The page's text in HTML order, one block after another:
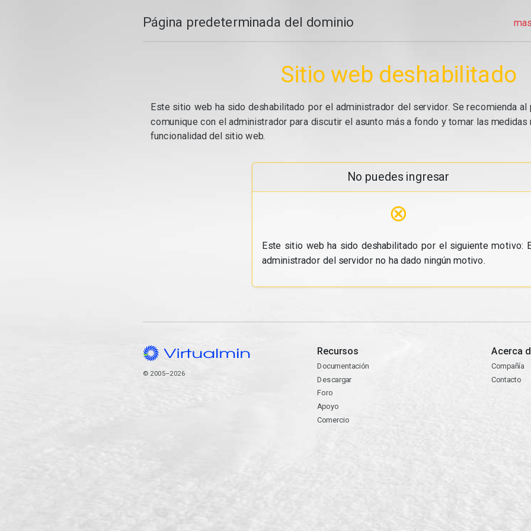
Página predeterminada del dominio
Sitio web deshabilitado
Este sitio web ha sido deshabilitado por el administrador del servidor. Se recomienda
comunique con el administrador para discutir el asunto más a fondo y tomar las medidas
funcionalidad del sitio web.
No puedes ingresar
⊗
Este sitio web ha sido deshabilitado por el siguiente motivo:
administrador del servidor no ha dado ningún motivo.
© 2005–2026
Recursos
Documentación
Descargar
Foro
Apoyo
Comercio
Acerca
Compañía
Contacto